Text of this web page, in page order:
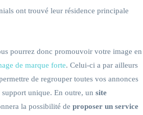
ont trouvé leur résidence principale
pourrez donc promouvoir votre image en
de marque forte. Celui-ci a par ailleurs
de regrouper toutes vos annonces
unique. En outre, un site
la possibilité de proposer un service